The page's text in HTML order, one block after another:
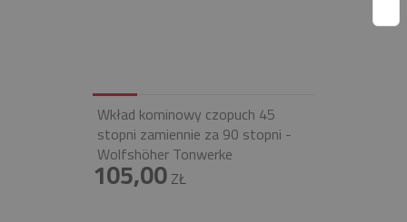
Wkład kominowy czopuch 45
stopni zamiennie za 90 stopni -
Wolfshöher Tonwerke
105,00ZŁ